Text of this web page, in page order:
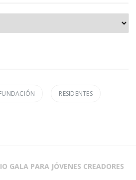
RESIDENTES
GALA PARA JÓVENES CREADORES